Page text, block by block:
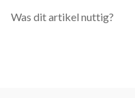
Was dit artikel nuttig?